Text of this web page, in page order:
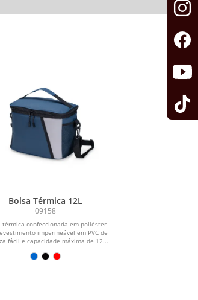
Bolsa Térmica 12L
09158
térmica confeccionada em poliéster
impermeável em PVC de
fácil e capacidade máxima de 12...